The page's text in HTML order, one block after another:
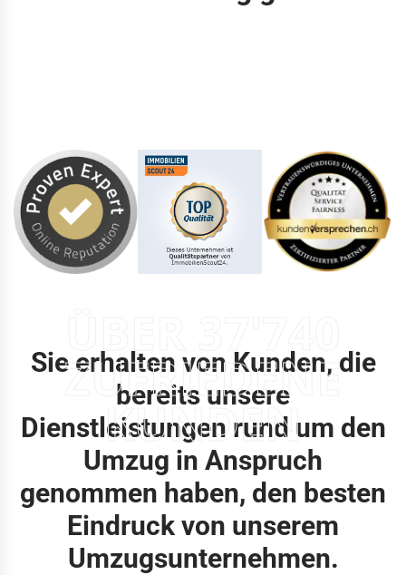
ZUFRIEDENE
KUNDEN
Sie erhalten von Kunden, die
bereits unsere
Dienstleistungen rund um den
Umzug in Anspruch
genommen haben, den besten
Eindruck von unserem
Umzugsunternehmen.